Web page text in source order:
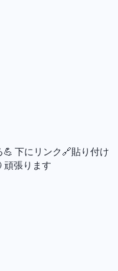
下にリンク🔗貼り付け
頑張ります